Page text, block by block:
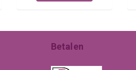
Betalen